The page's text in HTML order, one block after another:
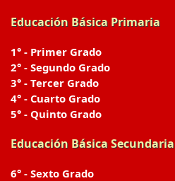
Educación Básica Primaria
1° - Primer Grado
2° - Segundo Grado
3° - Tercer Grado
4° - Cuarto Grado
5° - Quinto Grado
Educación Básica Secundaria
6° - Sexto Grado